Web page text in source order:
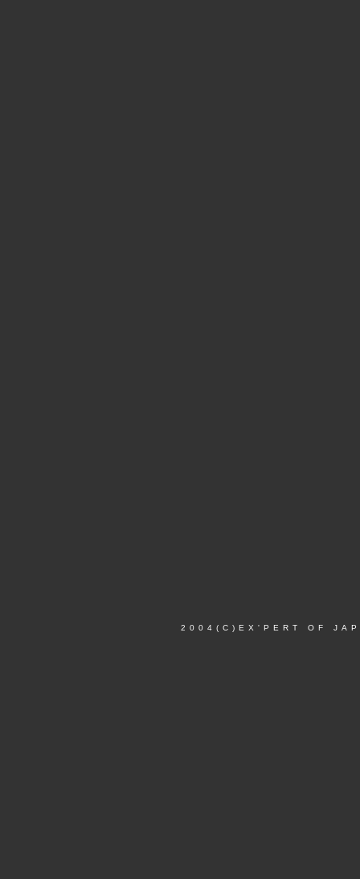
2004(C)EX'PERT OF